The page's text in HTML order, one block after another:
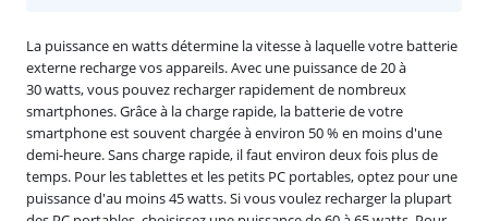
La puissance en watts détermine la vitesse à laquelle votre batterie
externe recharge vos appareils. Avec une puissance de 20 à
30 watts, vous pouvez recharger rapidement de nombreux
smartphones. Grâce à la charge rapide, la batterie de votre
smartphone est souvent chargée à environ 50 % en moins d'une
demi-heure. Sans charge rapide, il faut environ deux fois plus de
temps. Pour les tablettes et les petits PC portables, optez pour une
puissance d'au moins 45 watts. Si vous voulez recharger la plupart